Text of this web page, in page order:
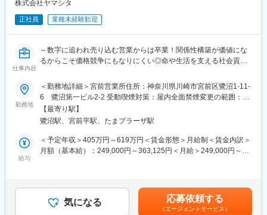
■キャリアパス
未経験から2年でリーダー、9年で複数営業所を統括するブロック
変更の範囲：会社の定める業務
ただきます。
生成AIを活用することで、営業活動の効率化と提案の質向上を実
現。データに基づく再現性の高い営業が可能です。
ケア→予防にシフトした提案など競合にはない取り組みも実施し
ています。
■業務詳細
に、信頼関係を深めながら潜在ニーズを発掘
・利用者宅への訪問を通じて介護用品の使用状況を確認し、ケア
マネへ最適な改善提案を実施
・地域の居宅介護支援事業所などへ訪問し、紹介・反響を元に新
■フォロー体制
＜OJT＞所長や先輩だけではなく、本部スタッフによる定期面談
など入社後もしっかりフォロー
株式会社ヤマシタ
正社員 業種未経験歓迎
仕事内容
～数字に追われ売り込む営業からは卒業！関係性構築が価値にな
るからこそ価格競争にもなりにくい◎命や生活を支える社会貢献
◇自動車ディーラーや保険営業など、他業界からの入社が7割！充
実の研修制度
◇生成AIを活用し再現性の高い営業が可能！チーム制で働きやす
く、且つ質の高いサービスを提供
◇成果とプロセスが評価される明確な評価制度あり！最大年４回
の昇進・昇格制度により、スピード感をもったキャリア形成も可
能
＼逆算思考・行動が活きる／
難しく考えなくてOK！「月次目標の達成に向け、週次目標を立て
勤務地
＜勤務地詳細＞宮前営業所住所：神奈川県川崎市宮前区鷺沼1-11-
6 鷺沼第一ビル2-2 受動喫煙対策：屋内全面禁煙変更の範囲：本
文参照
【最寄り駅】
鷺沼駅、宮前平駅、たまプラーザ駅
給与
＜予定年収＞405万円～619万円＜賃金形態＞月給制＜賃金内訳＞
月額（基本給）：249,000円～363,125円＜月給＞249,000円～
万（月給36万＋賞与＋諸手当）・所長：入社5年目760万（月給44
万＋賞与＋諸手当）賃金はあくまでも目安の金額であり、選考を
気になる 応募依頼する
（エージェントサービス）